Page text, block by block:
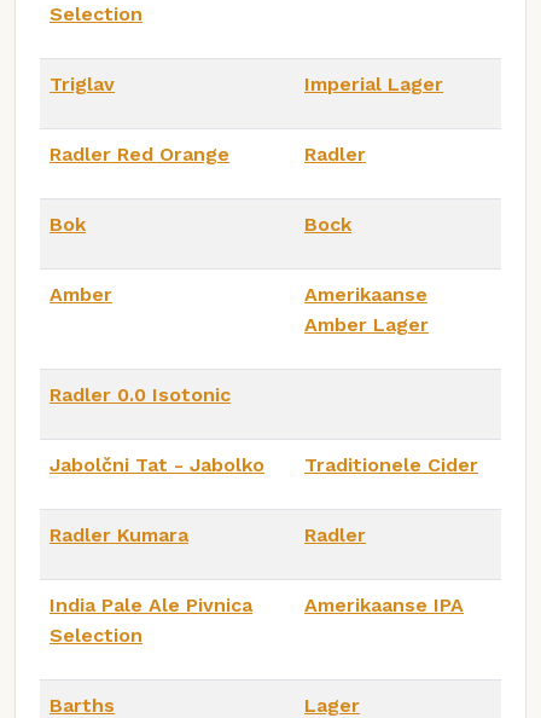
Selection
Triglav Imperial Lager
Radler Red Orange Radler
Bok Bock
Amber
Amerikaanse
Amber Lager
Radler 0.0 Isotonic
Jabolčni Tat - Jabolko Traditionele Cider
Radler Kumara Radler
India Pale Ale Pivnica
Selection
Amerikaanse IPA
Barths Lager